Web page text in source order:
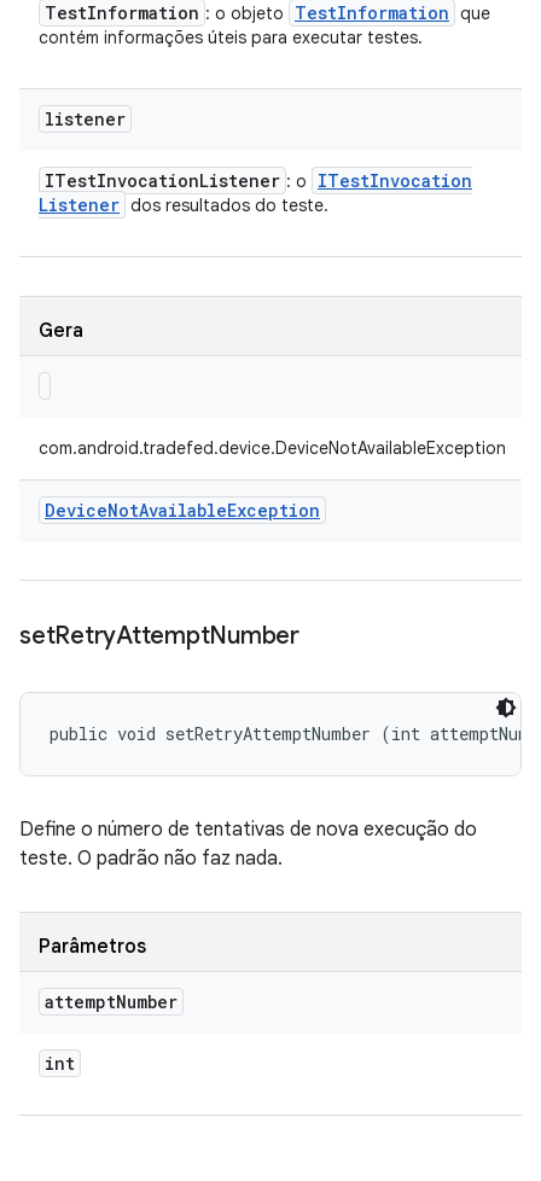
TestInformation : o objeto TestInformation que
contém informações úteis para executar testes.
listener
ITestInvocationListener : o ITestInvocation
Listener dos resultados do teste.
Gera
com.android.tradefed.device.DeviceNotAvailableException
DeviceNotAvailableException
setRetryAttemptNumber
public void setRetryAttemptNumber (int
Define o número de tentativas de nova execução do
teste. O padrão não faz nada.
Parâmetros
attemptNumber
int